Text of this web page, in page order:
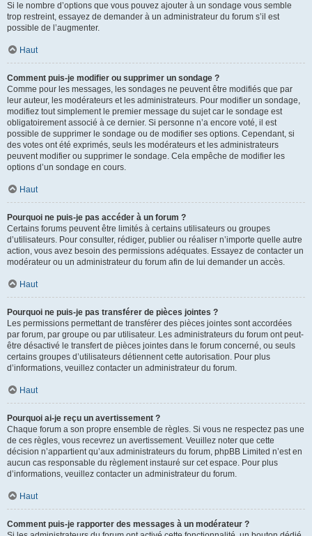
Si le nombre d’options que vous pouvez ajouter à un sondage vous semble
trop restreint, essayez de demander à un administrateur du forum s’il est
possible de l’augmenter.
Haut
Comment puis-je modifier ou supprimer un sondage ?
Comme pour les messages, les sondages ne peuvent être modifiés que par
leur auteur, les modérateurs et les administrateurs. Pour modifier un sondage,
modifiez tout simplement le premier message du sujet car le sondage est
obligatoirement associé à ce dernier. Si personne n’a encore voté, il est
possible de supprimer le sondage ou de modifier ses options. Cependant, si
des votes ont été exprimés, seuls les modérateurs et les administrateurs
peuvent modifier ou supprimer le sondage. Cela empêche de modifier les
options d’un sondage en cours.
Haut
Pourquoi ne puis-je pas accéder à un forum ?
Certains forums peuvent être limités à certains utilisateurs ou groupes
d’utilisateurs. Pour consulter, rédiger, publier ou réaliser n’importe quelle autre
action, vous avez besoin des permissions adéquates. Essayez de contacter un
modérateur ou un administrateur du forum afin de lui demander un accès.
Haut
Pourquoi ne puis-je pas transférer de pièces jointes ?
Les permissions permettant de transférer des pièces jointes sont accordées
par forum, par groupe ou par utilisateur. Les administrateurs du forum ont peut-
être désactivé le transfert de pièces jointes dans le forum concerné, ou seuls
certains groupes d’utilisateurs détiennent cette autorisation. Pour plus
d’informations, veuillez contacter un administrateur du forum.
Haut
Pourquoi ai-je reçu un avertissement ?
Chaque forum a son propre ensemble de règles. Si vous ne respectez pas une
de ces règles, vous recevrez un avertissement. Veuillez noter que cette
décision n’appartient qu’aux administrateurs du forum, phpBB Limited n’est en
aucun cas responsable du règlement instauré sur cet espace. Pour plus
d’informations, veuillez contacter un administrateur du forum.
Haut
Comment puis-je rapporter des messages à un modérateur ?